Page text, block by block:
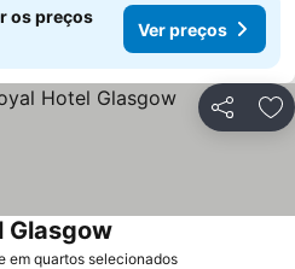
os preços
Ver preços
Partilhar
em quartos selecionados
Glasgow